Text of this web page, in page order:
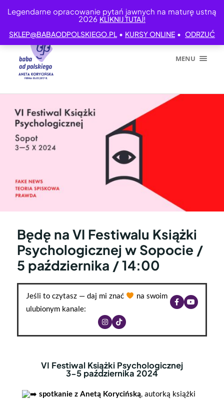
Legendarne opracowanie pytań jawnych na maturę ustną
2026 KLIKNIJ TUTAJ!
SKLEP@BABAODPOLSKIEGO.PL • KURSY ONLINE • ODRZUĆ
MENU
Będę na VI Festiwalu Książki
Psychologicznej w Sopocie /
5 października / 14:00
Jeśli to czytasz — daj mi znać
na swoim
ulubionym kanale:
VI Festiwal Książki Psychologicznej
3-5 października 2024
spotkanie z Anetą Korycińską , autorką książki